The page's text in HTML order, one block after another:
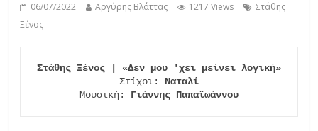
06/07/2022 Αργύρης Βλάττας 1217 Views
Στάθης
Ξένος
Στάθης Ξένος | «Δεν μου 'χει μείνει λογική»
Στίχοι: Ναταλί
Μουσική: Γιάννης Παπαϊωάννου